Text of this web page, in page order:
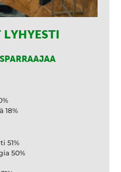
LYHYESTI
18%
51%
50%